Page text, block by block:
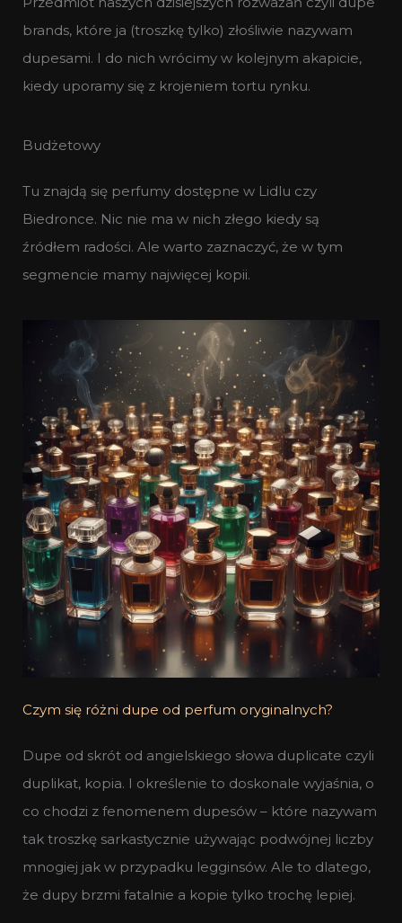
brands, które ja (troszkę tylko) złośliwie nazywam
dupesami. I do nich wrócimy w kolejnym akapicie,
kiedy uporamy się z krojeniem tortu rynku.
Budżetowy
Tu znajdą się perfumy dostępne w Lidlu czy
Biedronce. Nic nie ma w nich złego kiedy są
źródłem radości. Ale warto zaznaczyć, że w tym
segmencie mamy najwięcej kopii.
Czym się różni dupe od perfum oryginalnych?
Dupe od skrót od angielskiego słowa duplicate czyli
duplikat, kopia. I określenie to doskonale wyjaśnia, o
co chodzi z fenomenem dupesów – które nazywam
tak troszkę sarkastycznie używając podwójnej liczby
mnogiej jak w przypadku legginsów. Ale to dlatego,
że dupy brzmi fatalnie a kopie tylko trochę lepiej.